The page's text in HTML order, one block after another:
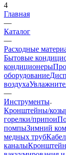
4
Главная
—
Каталог
—
Расходные
Бытовые
кондиционеры
оборудование
воздуха
—
Инструменты
Кронштейны/
горелки/припои
помпыЗимний
медных труб
каналы